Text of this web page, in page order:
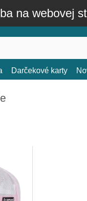
na webovej
Darčekové karty